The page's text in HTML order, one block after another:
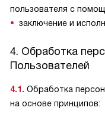
пользователя с
заключение и
4. Обработка
Пользователей
4.1. Обработка
на основе принципов: